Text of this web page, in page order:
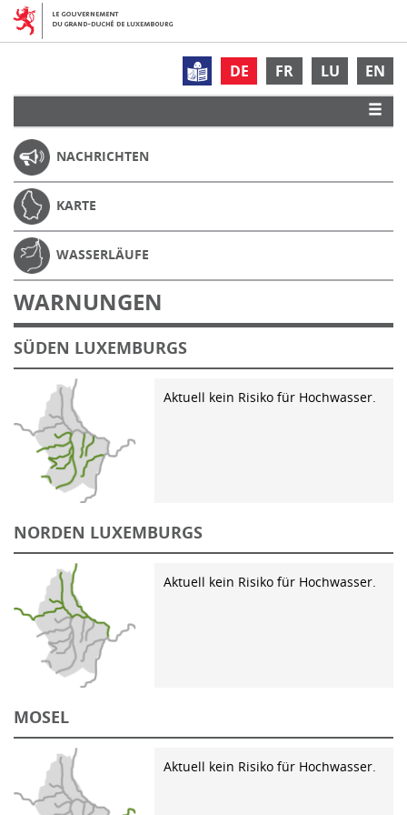
DE FR LU EN
NACHRICHTEN
KARTE
WASSERLÄUFE
WARNUNGEN
SÜDEN LUXEMBURGS
Aktuell kein Risiko für Hochwasser.
NORDEN LUXEMBURGS
Aktuell kein Risiko für Hochwasser.
MOSEL
Aktuell kein Risiko für Hochwasser.